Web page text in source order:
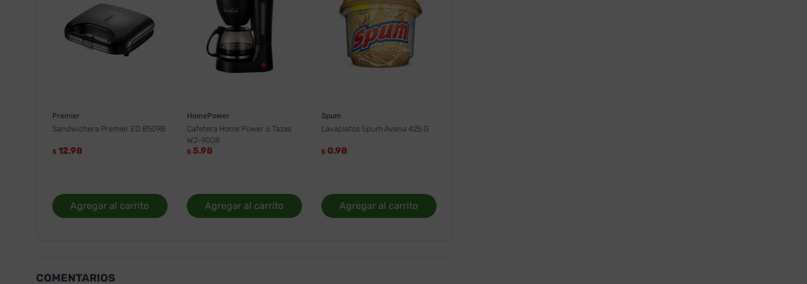
Premier
Sandwichera Premier ED 8509B
$ 12.98
Agregar al carrito
HomePower
Cafetera Home Power 6 Tazas
WJ-9008
$ 5.98
Agregar al carrito
Spum
Lavaplatos Spum Avena 425 G
$ 0.98
Agregar al carrito
COMENTARIOS